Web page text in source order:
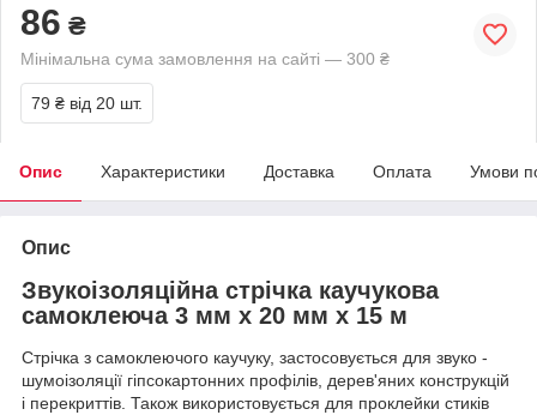
86 ₴
Мінімальна сума замовлення на сайті — 300 ₴
79 ₴ від 20 шт.
Опис Характеристики Доставка Оплата Умови
Опис
Звукоізоляційна стрічка каучукова
самоклеюча 3 мм х 20 мм х 15 м
Стрічка з самоклеючого каучуку, застосовується для звуко -
шумоізоляції гіпсокартонних профілів, дерев'яних конструкцій
і перекриттів. Також використовується для проклейки стиків